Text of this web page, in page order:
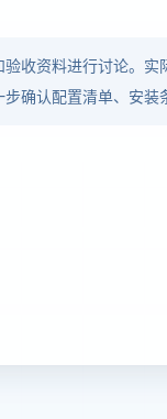
收资料进行讨论。
确认配置清单、安装